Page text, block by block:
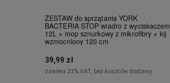
ZESTAW do sprzątania YORK
BACTERIA STOP wiadro z wyciskaczem
12L + mop sznurkowy z mikrofibry + kij
wzmocniony 120 cm
39,99 zł
zawiera 23% VAT, bez kosztów dostawy